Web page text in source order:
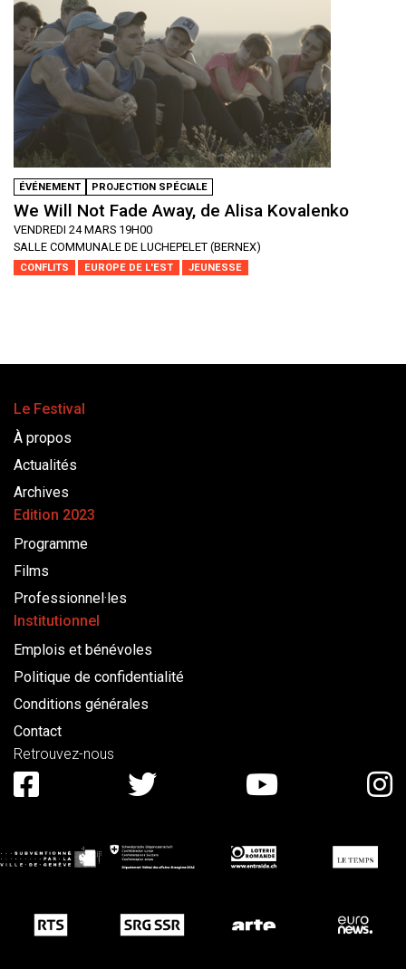
ÉVÉNEMENT PROJECTION SPÉCIALE
We Will Not Fade Away, de Alisa Kovalenko
VENDREDI 24 MARS 19H00
SALLE COMMUNALE DE LUCHEPELET (BERNEX)
CONFLITS EUROPE DE L'EST JEUNESSE
Le Festival
À propos
Actualités
Archives
Edition 2023
Programme
Films
Professionnel·les
Institutionnel
Emplois et bénévoles
Politique de confidentialité
Conditions générales
Contact
Retrouvez-nous